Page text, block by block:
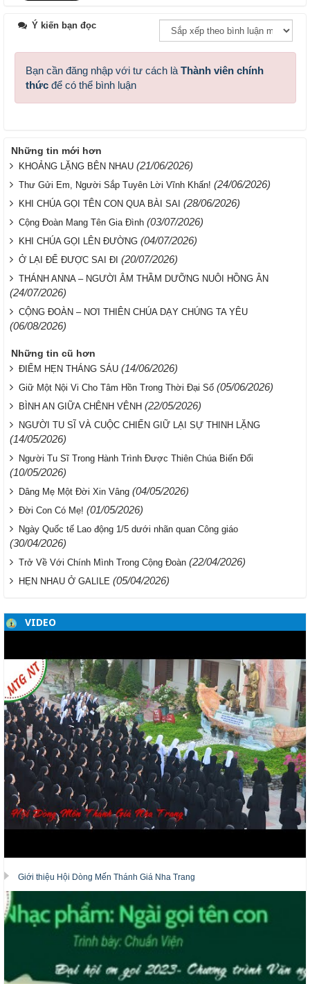
Ý kiến bạn đọc
Bạn cần đăng nhập với tư cách là Thành viên chính
thức để có thể bình luận
Những tin mới hơn
KHOẢNG LẶNG BÊN NHAU (21/06/2026)
Thư Gửi Em, Người Sắp Tuyên Lời Vĩnh Khấn! (24/06/2026)
KHI CHÚA GỌI TÊN CON QUA BÀI SAI (28/06/2026)
Cộng Đoàn Mang Tên Gia Đình (03/07/2026)
KHI CHÚA GỌI LÊN ĐƯỜNG (04/07/2026)
Ở LẠI ĐỂ ĐƯỢC SAI ĐI (20/07/2026)
THÁNH ANNA – NGƯỜI ÂM THẦM DƯỠNG NUÔI HỒNG ÂN
(24/07/2026)
CỘNG ĐOÀN – NƠI THIÊN CHÚA DẠY CHÚNG TA YÊU
(06/08/2026)
Những tin cũ hơn
ĐIỂM HẸN THÁNG SÁU (14/06/2026)
Giữ Một Nội Vi Cho Tâm Hồn Trong Thời Đại Số (05/06/2026)
BÌNH AN GIỮA CHÊNH VÊNH (22/05/2026)
NGƯỜI TU SĨ VÀ CUỘC CHIẾN GIỮ LẠI SỰ THINH LẶNG
(14/05/2026)
Người Tu Sĩ Trong Hành Trình Được Thiên Chúa Biến Đổi
(10/05/2026)
Dâng Mẹ Một Đời Xin Vâng (04/05/2026)
Đời Con Có Mẹ! (01/05/2026)
Ngày Quốc tế Lao động 1/5 dưới nhãn quan Công giáo
(30/04/2026)
Trở Về Với Chính Mình Trong Cộng Đoàn (22/04/2026)
HẸN NHAU Ở GALILE (05/04/2026)
VIDEO
Giới thiệu Hội Dòng Mến Thánh Giá Nha Trang